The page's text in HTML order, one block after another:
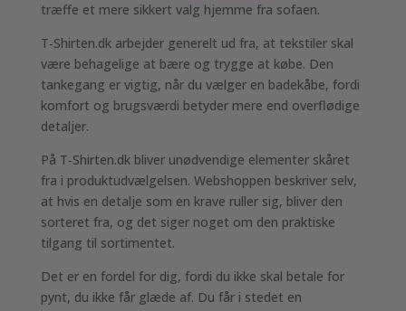
træffe et mere sikkert valg hjemme fra sofaen.
T‑Shirten.dk arbejder generelt ud fra, at tekstiler skal
være behagelige at bære og trygge at købe. Den
tankegang er vigtig, når du vælger en badekåbe, fordi
komfort og brugsværdi betyder mere end overflødige
detaljer.
På T‑Shirten.dk bliver unødvendige elementer skåret
fra i produktudvælgelsen. Webshoppen beskriver selv,
at hvis en detalje som en krave ruller sig, bliver den
sorteret fra, og det siger noget om den praktiske
tilgang til sortimentet.
Det er en fordel for dig, fordi du ikke skal betale for
pynt, du ikke får glæde af. Du får i stedet en